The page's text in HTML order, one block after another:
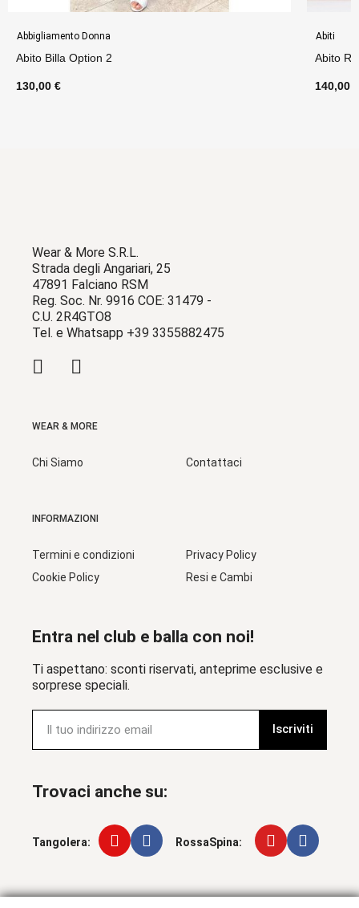
Abbigliamento Donna
Abito Billa Option 2
130,00 €
Abiti
Abito
140,00
Wear & More S.R.L.
Strada degli Angariari, 25
47891 Falciano RSM
Reg. Soc. Nr. 9916 COE: 31479 -
C.U. 2R4GTO8
Tel. e Whatsapp +39 3355882475
WEAR & MORE
Chi Siamo Contattaci
INFORMAZIONI
Termini e condizioni
Cookie Policy
Privacy Policy
Resi e Cambi
Entra nel club e balla con noi!
Ti aspettano: sconti riservati, anteprime esclusive e
sorprese speciali.
Iscriviti
Trovaci anche su:
Tangolera: RossaSpina: